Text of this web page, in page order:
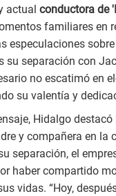
actual conductora de
familiares en
especulaciones
su separación con
no escatimó en
su valentía y
Hidalgo
y compañera en la
separación, el
haber compartido
vidas. “Hoy,